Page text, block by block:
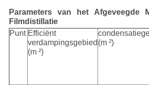
Parameters van het Afgeveegde
Filmdistillatie
Punt Efficiënt
verdampingsgebied
(m ²)
(m ²)